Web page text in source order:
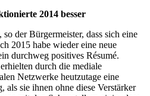
2014 besser
der Bürgermeister, dass sich eine
2015 habe wieder eine neue
durchweg positives Résumé.
durch die mediale
Netzwerke heutzutage eine
als sie ihnen ohne diese Verstärker